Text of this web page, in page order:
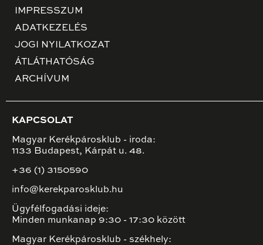
IMPRESSZUM
ADATKEZELÉS
JOGI NYILATKOZAT
ÁTLÁTHATÓSÁG
ARCHÍVUM
KAPCSOLAT
Magyar Kerékpárosklub - iroda:
1133 Budapest, Kárpát u. 48.
+36 (1) 3150590
info@kerekparosklub.hu
Ügyfélfogadási ideje:
Minden munkanap 9:30 - 17:30 között
Magyar Kerékpárosklub - székhely: